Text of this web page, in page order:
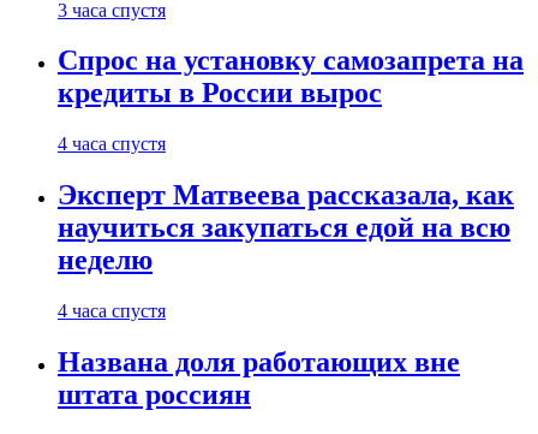
3 часа спустя
Спрос на установку самозапрета на
кредиты в России вырос
4 часа спустя
Эксперт Матвеева рассказала, как
научиться закупаться едой на всю
неделю
4 часа спустя
Названа доля работающих вне
штата россиян